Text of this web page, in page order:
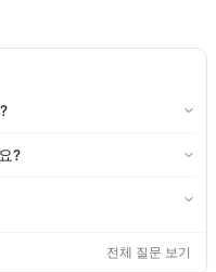
?
전체 질문 보기